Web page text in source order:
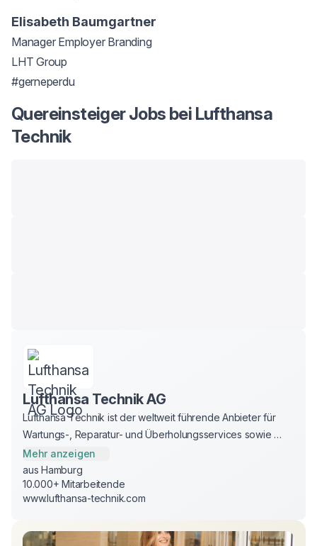
Elisabeth Baumgartner
Manager Employer Branding
LHT Group
#gerneperdu
Quereinsteiger Jobs bei Lufthansa
Technik
Lufthansa Technik AG
Lufthansa Technik ist der weltweit führende Anbieter für
Wartungs-, Reparatur- und Überholungsservices sowie
Modifikationen in der Luftfahrtindustrie. Mit mehr als 23.000
Mitarbeitenden und über 30 internationalen
Tochterunternehmen bietet die Lufthansa Technik Gruppe
rund 800 Kunden auf der ganzen Welt einen Komplett-
Mehr anzeigen
aus Hamburg
10.000+ Mitarbeitende
www.lufthansa-technik.com